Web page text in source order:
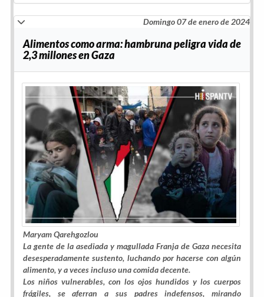
Domingo 07 de enero de 2024
Alimentos como arma: hambruna peligra vida de
2,3 millones en Gaza
Maryam Qarehgozlou
La gente de la asediada y magullada Franja de Gaza necesita
desesperadamente sustento, luchando por hacerse con algún
alimento, y a veces incluso una comida decente.
Los niños vulnerables, con los ojos hundidos y los cuerpos
frágiles, se aferran a sus padres indefensos, mirando